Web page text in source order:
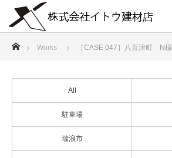
ホーム
Works ［CASE 047］八百津町 N様
All
駐車場
瑞浪市